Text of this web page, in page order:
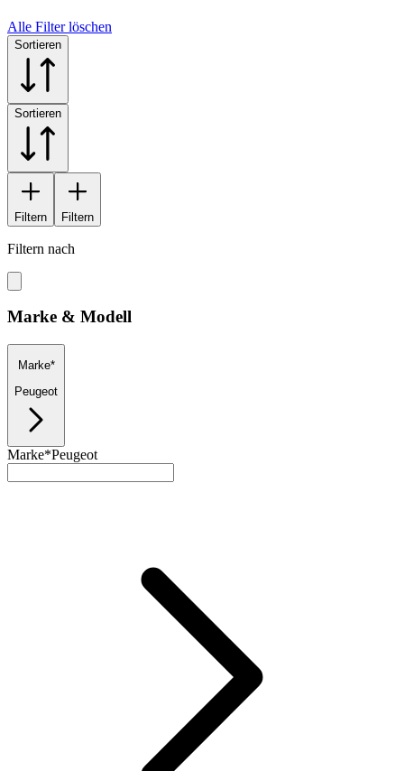
Alle Filter löschen
Sortieren
Sortieren
Filtern Filtern
Filtern nach
Marke & Modell
Marke*
Peugeot
Marke*Peugeot